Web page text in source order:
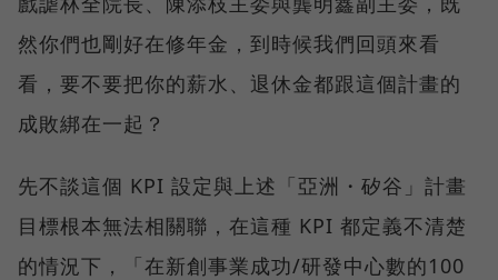
然你們也剛好在修年金，到時候我們回頭來看
看，要不要把你的薪水、退休金都跟這個計畫的
成敗綁在一起？
先不談這個 KPI 設定與上述「亞洲・矽谷」計畫
目標根本無法相關聯，在這種 KPI 都定義不清楚
的情況下，「在新創事業成功/研發中心數的100